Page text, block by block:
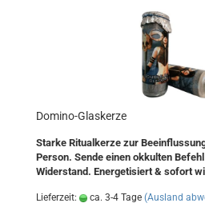
Domino-Glaskerze
Starke Ritualkerze zur
Person. Sende einen okkulten
Widerstand. Energetisiert & sofort
Lieferzeit: ca. 3-4 Tage (Ausland